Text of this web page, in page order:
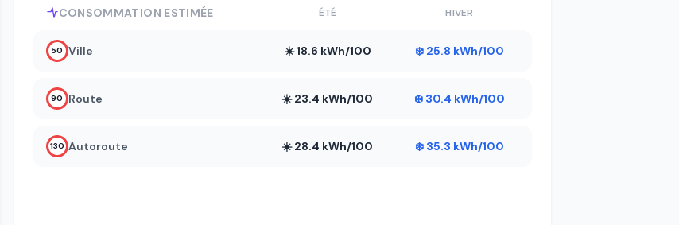
CONSOMMATION ESTIMÉE ÉTÉ HIVER
50 Ville ☀️ 18.6 kWh/100 ❄️ 25.8 kWh/100
90 Route ☀️ 23.4 kWh/100 ❄️ 30.4 kWh/100
130 Autoroute ☀️ 28.4 kWh/100 ❄️ 35.3 kWh/100